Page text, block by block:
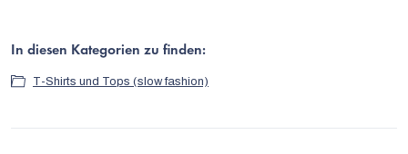
In diesen Kategorien zu finden:
T-Shirts und Tops (slow fashion)